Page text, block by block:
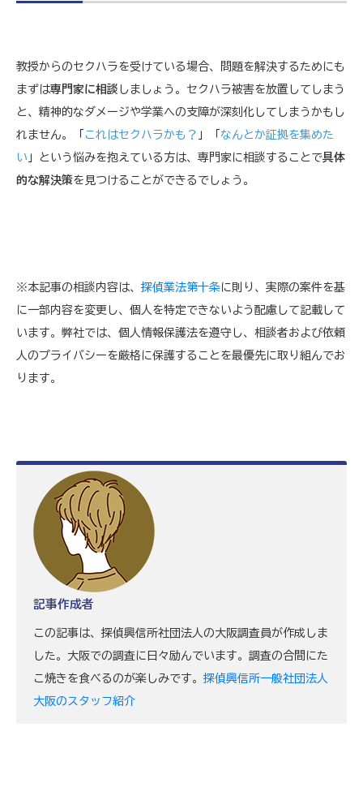
教授からのセクハラを受けている場合、問題を解決するためにも
まずは専門家に相談しましょう。セクハラ被害を放置してしまう
と、精神的なダメージや学業への支障が深刻化してしまうかもし
れません。「これはセクハラかも？ 」「なんとか証拠を集めた
い 」という悩みを抱えている方は、専門家に相談することで具体
的な解決策を見つけることができるでしょう。
※本記事の相談内容は、 探偵業法第十条に則り、実際の案件を基
に一部内容を変更し、個人を特定できないよう配慮して記載して
います。弊社では、個人情報保護法を遵守し、相談者および依頼
人のプライバシーを厳格に保護することを最優先に取り組んでお
ります。
記事作成者
この記事は、探偵興信所社団法人の大阪調査員が作成しま
した。大阪での調査に日々励んでいます。調査の合間にた
こ焼きを食べるのが楽しみです。 探偵興信所一般社団法人
大阪のスタッフ紹介